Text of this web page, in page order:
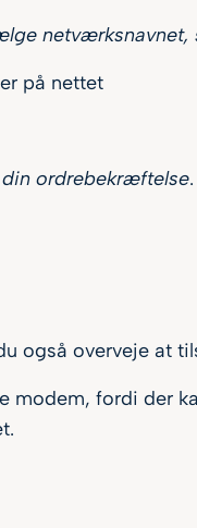
på nettet
ordrebekræftelse.
også overveje at
modem, fordi der